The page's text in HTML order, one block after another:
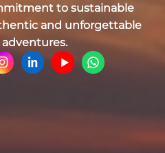
to sustainable
and unforgettable
adventures.